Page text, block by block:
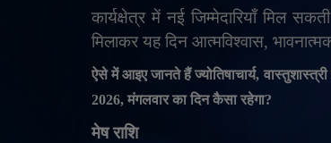
कार्यक्षेत्र में नई जिम्मेदारियाँ मिल
मिलाकर यह दिन आत्मविश्वास,
ऐसे में आइए जानते हैं ज्योतिषाचार्य,
2026, मंगलवारका दिन कैसा रहेगा?
मेष राशि